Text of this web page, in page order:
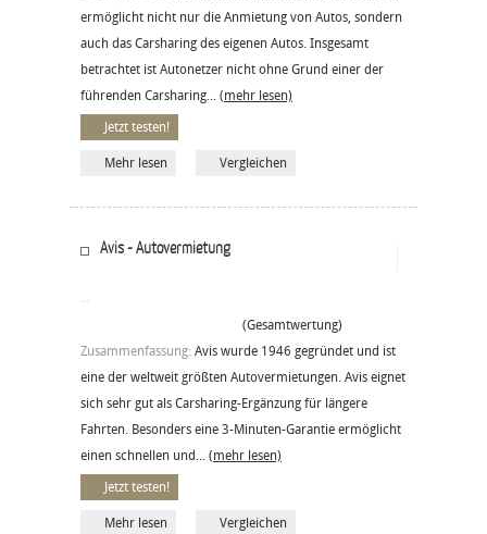
ermöglicht nicht nur die Anmietung von Autos, sondern
auch das Carsharing des eigenen Autos. Insgesamt
betrachtet ist Autonetzer nicht ohne Grund einer der
führenden Carsharing... (mehr lesen)
Jetzt testen!
Mehr lesen Vergleichen
Avis - Autovermietung
(Gesamtwertung)
Zusammenfassung: Avis wurde 1946 gegründet und ist
eine der weltweit größten Autovermietungen. Avis eignet
sich sehr gut als Carsharing-Ergänzung für längere
Fahrten. Besonders eine 3-Minuten-Garantie ermöglicht
einen schnellen und... (mehr lesen)
Jetzt testen!
Mehr lesen Vergleichen